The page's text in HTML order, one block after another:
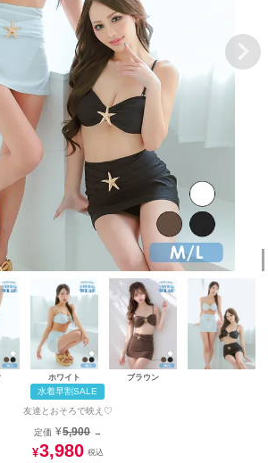
ホワイト ブラウン
水着早割SALE
友達とおそろで映え♡
定価 ¥5,900 →
¥3,980